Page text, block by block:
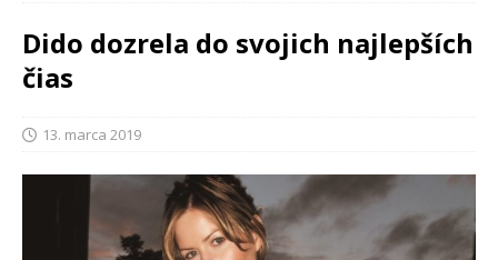
Dido dozrela do svojich najlepších
čias
13. marca 2019